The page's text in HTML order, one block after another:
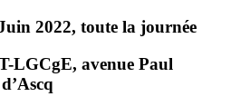
2022, toute la journée
LGCgE, avenue Paul